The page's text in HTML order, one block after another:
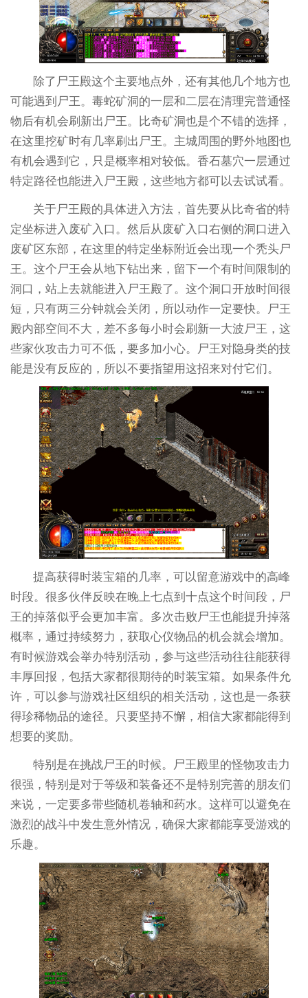
除了尸王殿这个主要地点外，还有其他几个地方也
可能遇到尸王。毒蛇矿洞的一层和二层在清理完普通怪
物后有机会刷新出尸王。比奇矿洞也是个不错的选择，
在这里挖矿时有几率刷出尸王。主城周围的野外地图也
有机会遇到它，只是概率相对较低。香石墓穴一层通过
特定路径也能进入尸王殿，这些地方都可以去试试看。
关于尸王殿的具体进入方法，首先要从比奇省的特
定坐标进入废矿入口。然后从废矿入口右侧的洞口进入
废矿区东部，在这里的特定坐标附近会出现一个秃头尸
王。这个尸王会从地下钻出来，留下一个有时间限制的
洞口，站上去就能进入尸王殿了。这个洞口开放时间很
短，只有两三分钟就会关闭，所以动作一定要快。尸王
殿内部空间不大，差不多每小时会刷新一大波尸王，这
些家伙攻击力可不低，要多加小心。尸王对隐身类的技
能是没有反应的，所以不要指望用这招来对付它们。
提高获得时装宝箱的几率，可以留意游戏中的高峰
时段。很多伙伴反映在晚上七点到十点这个时间段，尸
王的掉落似乎会更加丰富。多次击败尸王也能提升掉落
概率，通过持续努力，获取心仪物品的机会就会增加。
有时候游戏会举办特别活动，参与这些活动往往能获得
丰厚回报，包括大家都很期待的时装宝箱。如果条件允
许，可以参与游戏社区组织的相关活动，这也是一条获
得珍稀物品的途径。只要坚持不懈，相信大家都能得到
想要的奖励。
特别是在挑战尸王的时候。尸王殿里的怪物攻击力
很强，特别是对于等级和装备还不是特别完善的朋友们
来说，一定要多带些随机卷轴和药水。这样可以避免在
激烈的战斗中发生意外情况，确保大家都能享受游戏的
乐趣。